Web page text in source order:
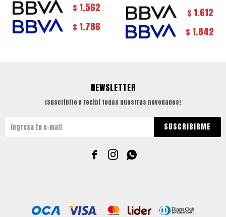
$ 1.562
$ 1.786
$ 1.612
$ 1.842
NEWSLETTER
¡Suscribite y recibí todas nuestras novedades!
SUSCRIBIRME
  